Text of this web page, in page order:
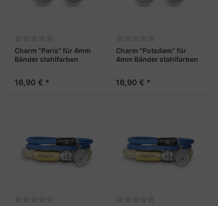
Charm "Paris" für 4mm
Bänder stahlfarben
16,90 € *
Charm "Potsdam" für
4mm Bänder stahlfarben
16,90 € *